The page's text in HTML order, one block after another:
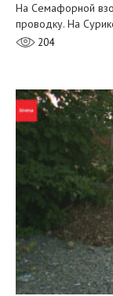
На Семафорной
проводку. На
204